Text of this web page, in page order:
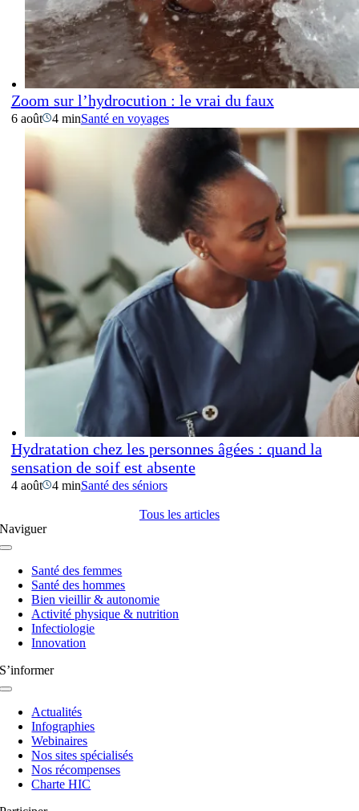
Zoom sur l’hydrocution : le vrai du faux
6 août 4 minSanté en voyages
Hydratation chez les personnes âgées : quand la
sensation de soif est absente
4 août 4 minSanté des séniors
Tous les articles
Naviguer
Navigation
basculeSanté des femmes
Santé des hommes
Bien vieillir & autonomie
Activité physique & nutrition
Infectiologie
Innovation
S’informer
Navigation
basculeActualités
Infographies
Webinaires
Nos sites spécialisés
Nos récompenses
Charte HIC